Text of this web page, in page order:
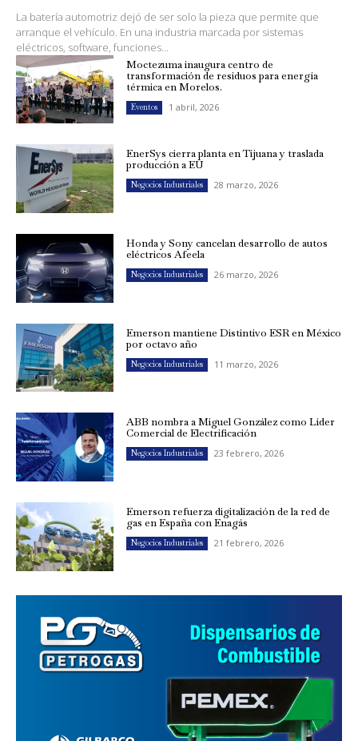
La batería automotriz dejó de ser solo la pieza que permite que
arranque el vehículo. En una industria marcada por sistemas
eléctricos, software, funciones...
Moctezuma inaugura centro de
transformación de residuos para energía
térmica en Morelos.
Eventos 1 abril, 2026
EnerSys cierra planta en Tijuana y traslada
producción a EU
Negocios Industriales 28 marzo, 2026
Honda y Sony cancelan desarrollo de autos
eléctricos Afeela
Negocios Industriales 26 marzo, 2026
Emerson mantiene Distintivo ESR en México
por octavo año
Negocios Industriales 11 marzo, 2026
ABB nombra a Miguel González como Líder
Comercial de Electrificación
Negocios Industriales 23 febrero, 2026
Emerson refuerza digitalización de la red de
gas en España con Enagás
Negocios Industriales 21 febrero, 2026